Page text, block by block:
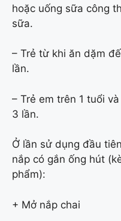
hoặc uống sữa công
sữa.
– Trẻ từ khi ăn dặm
lần.
– Trẻ em trên 1 tuổi
3 lần.
Ở lần sử dụng đầu
nắp có gắn ống hút
phẩm):
+ Mở nắp chai